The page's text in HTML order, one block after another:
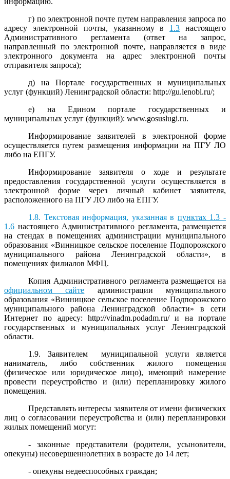
г) по электронной почте путем направления запроса по
адресу электронной почты, указанному в 1.3 настоящего
Административного регламента (ответ на запрос,
направленный по электронной почте, направляется в виде
электронного документа на адрес электронной почты
отправителя запроса);
д) на Портале государственных и муниципальных
услуг (функций) Ленинградской области: http://gu.lenobl.ru/;
е) на Едином портале государственных и
муниципальных услуг (функций): www.gosuslugi.ru.
Информирование заявителей в электронной форме
осуществляется путем размещения информации на ПГУ ЛО
либо на ЕПГУ.
Информирование заявителя о ходе и результате
предоставления государственной услуги осуществляется в
электронной форме через личный кабинет заявителя,
расположенного на ПГУ ЛО либо на ЕПГУ.
1.8. Текстовая информация, указанная в пунктах 1.3 -
1.6 настоящего Административного регламента, размещается
на стендах в помещениях администрации муниципального
образования «Винницкое сельское поселение Подпорожского
муниципального района Ленинградской области», в
помещениях филиалов МФЦ.
Копия Административного регламента размещается на
официальном сайте администрации муниципального
образования «Винницкое сельское поселение Подпорожского
муниципального района Ленинградской области» в сети
Интернет по адресу: http://vinadm.podadm.ru/ и на портале
государственных и муниципальных услуг Ленинградской
области.
1.9. Заявителем муниципальной услуги является
наниматель, либо собственник жилого помещения
(физическое или юридическое лицо), имеющий намерение
провести переустройство и (или) перепланировку жилого
помещения.
Представлять интересы заявителя от имени физических
лиц о согласовании переустройства и (или) перепланировки
жилых помещений могут:
- законные представители (родители, усыновители,
опекуны) несовершеннолетних в возрасте до 14 лет;
- опекуны недееспособных граждан;